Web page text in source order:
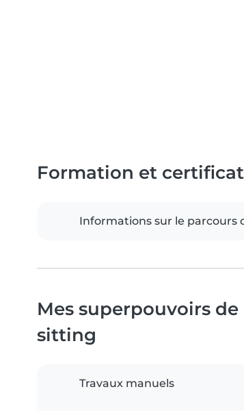
Formation et
Informations sur le parcours
Mes superpouvoirs de
sitting
Travaux manuels